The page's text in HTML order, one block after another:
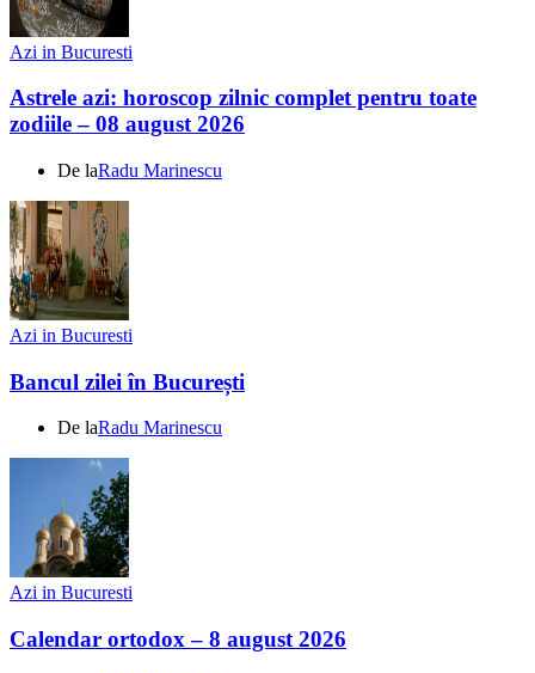
Azi in Bucuresti
Astrele azi: horoscop zilnic complet pentru toate
zodiile – 08 august 2026
De laRadu Marinescu
Azi in Bucuresti
Bancul zilei în București
De laRadu Marinescu
Azi in Bucuresti
Calendar ortodox – 8 august 2026